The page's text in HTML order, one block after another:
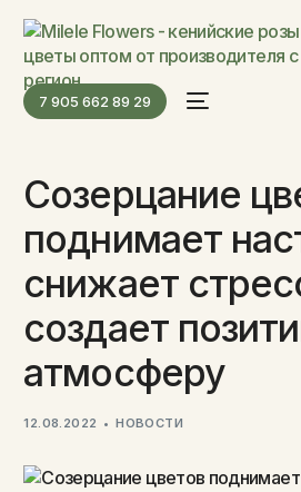
7 905 662 89 29
Созерцание
поднимает
снижает
создает
атмосферу
12.08.2022 НОВОСТИ